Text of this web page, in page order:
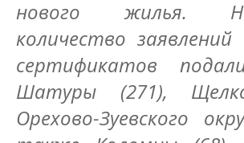
нового жилья.
количество
сертификатов
Шатуры (271),
Орехово-Зуевского